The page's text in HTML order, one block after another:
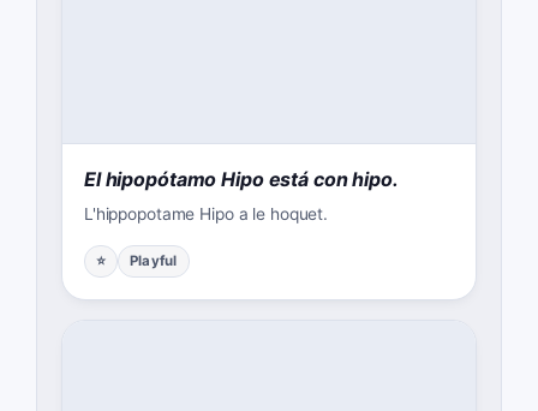
El hipopótamo Hipo está con hipo.
L'hippopotame Hipo a le hoquet.
⭐ Playful